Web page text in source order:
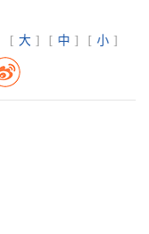
[ 大 ] [ 中 ] [ 小 ]